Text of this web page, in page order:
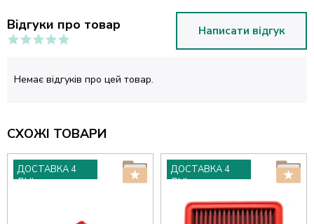
Відгуки про товар Написати відгук
Немає відгуків про цей товар.
СХОЖІ ТОВАРИ
ДОСТАВКА 4
ДНІ
ДОСТАВКА 4
ДНІ